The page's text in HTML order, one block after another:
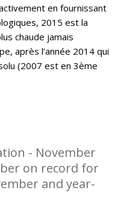
en fournissant
2015 est la
chaude jamais
après l’année 2014 qui
(2007 est en 3ème
- November
on record for
and year-